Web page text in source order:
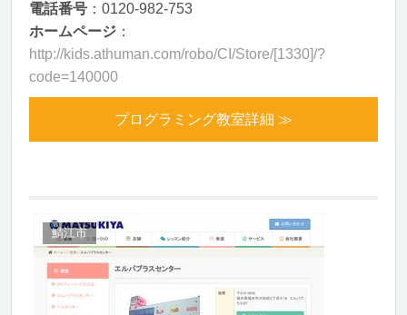
電話番号 ：0120-982-753
ホームページ ：
http://kids.athuman.com/robo/CI/Store/[1330]/?
code=140000
プログラミング教室詳細 ≫
鯖江市